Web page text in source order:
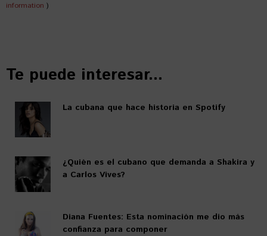
information )
Te puede interesar...
La cubana que hace historia en Spotify
¿Quién es el cubano que demanda a Shakira y
a Carlos Vives?
Diana Fuentes: Esta nominación me dio más
confianza para componer